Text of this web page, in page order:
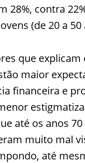
28%, contra
(de 20 a 50
que explicam
maior
financeira e
até os anos 70
muito mal
até